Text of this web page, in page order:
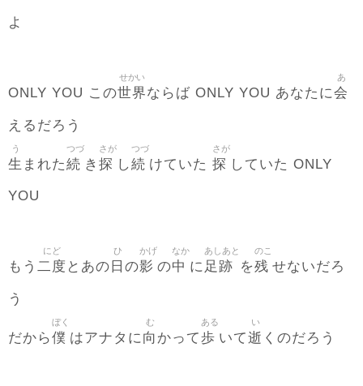
よ
ONLY YOU この世界
せかい
ならば ONLY YOU あなたに会
あ
えるだろう
生
う
まれた続
つづ
き 探
さが
し続
つづ
けていた 探
さが
していた ONLY
YOU
もう 二度
にど
とあの 日
ひ
の影
かげ
の中
なか
に 足跡
あしあと
を残
のこ
せないだろ
う
だから僕
ぼく
はアナタに向
む
かって歩
ある
いて逝
い
くのだろう